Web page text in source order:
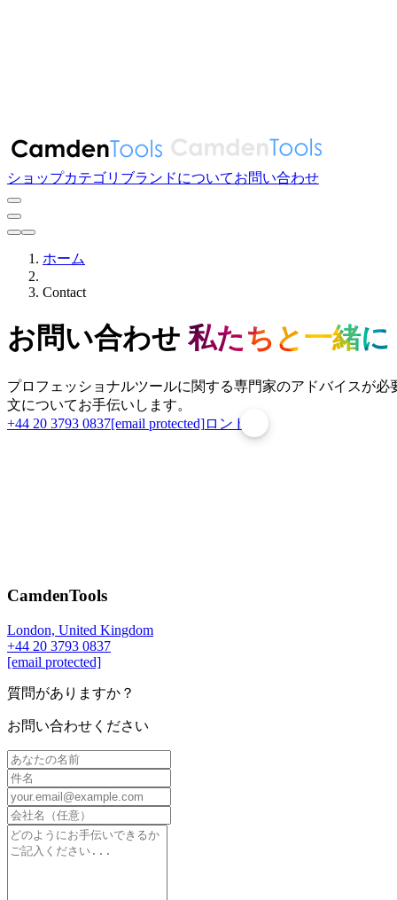
ショップカテゴリ ブランドについてお問い合わせ
ホーム
Contact
お問い合わせ 私たちと一緒に
プロフェッショナルツールに関する専門家のアドバイスが
文についてお手伝いします。
+44 20 3793 0837[email protected]ロンドン
CamdenTools
London, United Kingdom
+44 20 3793 0837
[email protected]
質問がありますか？
お問い合わせください